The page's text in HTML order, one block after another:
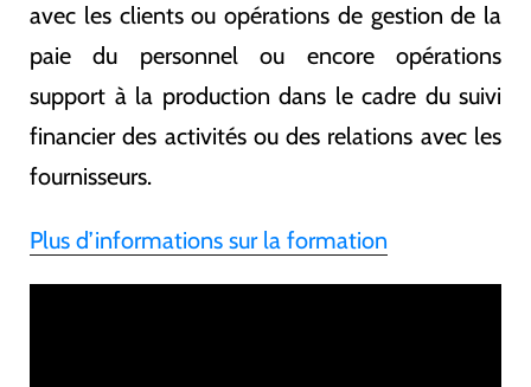
avec les clients ou opérations de gestion de la
paie du personnel ou encore opérations
support à la production dans le cadre du suivi
financier des activités ou des relations avec les
fournisseurs.
Plus d’informations sur la formation